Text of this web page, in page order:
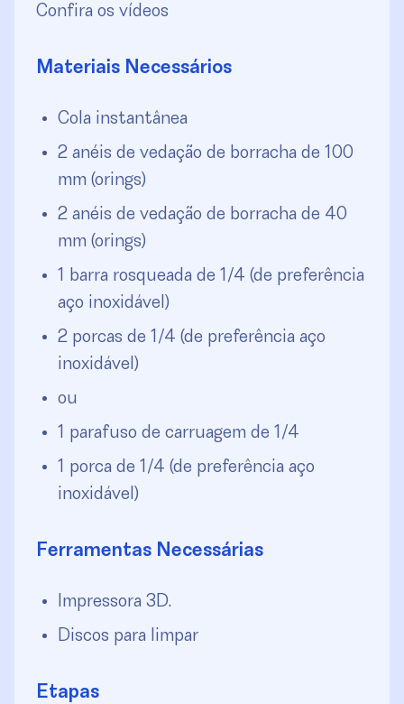
Confira os vídeos
Materiais Necessários
Cola instantânea
2 anéis de vedação de borracha de 100
mm (orings)
2 anéis de vedação de borracha de 40
mm (orings)
1 barra rosqueada de 1/4 (de preferência
aço inoxidável)
2 porcas de 1/4 (de preferência aço
inoxidável)
ou
1 parafuso de carruagem de 1/4
1 porca de 1/4 (de preferência aço
inoxidável)
Ferramentas Necessárias
Impressora 3D.
Discos para limpar
Etapas